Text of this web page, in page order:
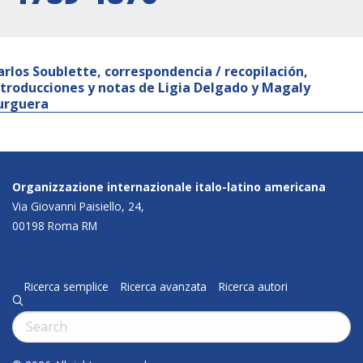
Soublette, correspondencia / recopilación,
y notas de Ligia Delgado y Magaly
Organizzazione internazionale italo-latino americana
Via Giovanni Paisiello, 24,
00198 Roma RM
Ricerca semplice Ricerca avanzata Ricerca autori
q
Cerca: